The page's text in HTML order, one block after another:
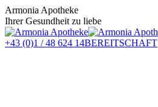
Zum
Inhalt
springen
Armonia Apotheke
Ihrer Gesundheit zu liebe
+43 (0)1 / 48 624 14BEREITSCHAFT